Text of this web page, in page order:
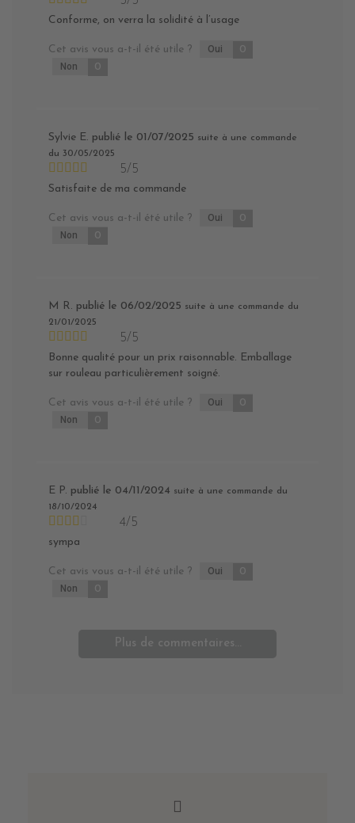
Conforme, on verra la solidité à l’usage
Cet avis vous a-t-il été utile ? Oui 0
Non 0
Sylvie E. publié le 01/07/2025 suite à une commande
du 30/05/2025
5/5
Satisfaite de ma commande
Cet avis vous a-t-il été utile ? Oui 0
Non 0
M R. publié le 06/02/2025 suite à une commande du
21/01/2025
5/5
Bonne qualité pour un prix raisonnable. Emballage
sur rouleau particulièrement soigné.
Cet avis vous a-t-il été utile ? Oui 0
Non 0
E P. publié le 04/11/2024 suite à une commande du
18/10/2024
4/5
sympa
Cet avis vous a-t-il été utile ? Oui 0
Non 0
Plus de commentaires...